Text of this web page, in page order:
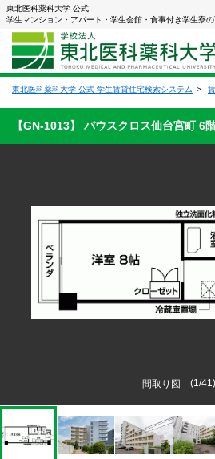
東北医科薬科大学 公式
学生マンション・アパート・学生会館・食事付き学生寮
東北医科薬科大学 公式 学生賃貸住宅検索システム
【GN-1013】 バウスクロス仙台宮町 6
間取り図 (1 /41 )